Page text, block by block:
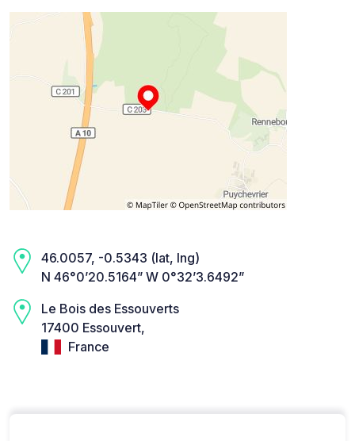
46.0057, -0.5343 (lat, lng)
N 46°0’20.5164” W 0°32’3.6492”
Le Bois des Essouverts
17400 Essouvert,
France